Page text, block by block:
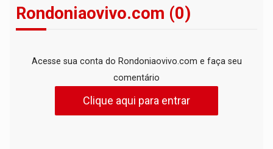
Rondoniaovivo.com (0)
Acesse sua conta do Rondoniaovivo.com e faça seu
comentário
Clique aqui para entrar